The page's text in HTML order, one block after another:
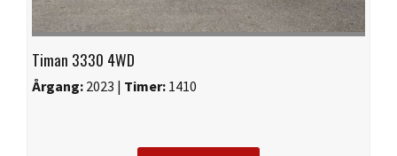
Timan 3330 4WD
Årgang: 2023 | Timer: 1410